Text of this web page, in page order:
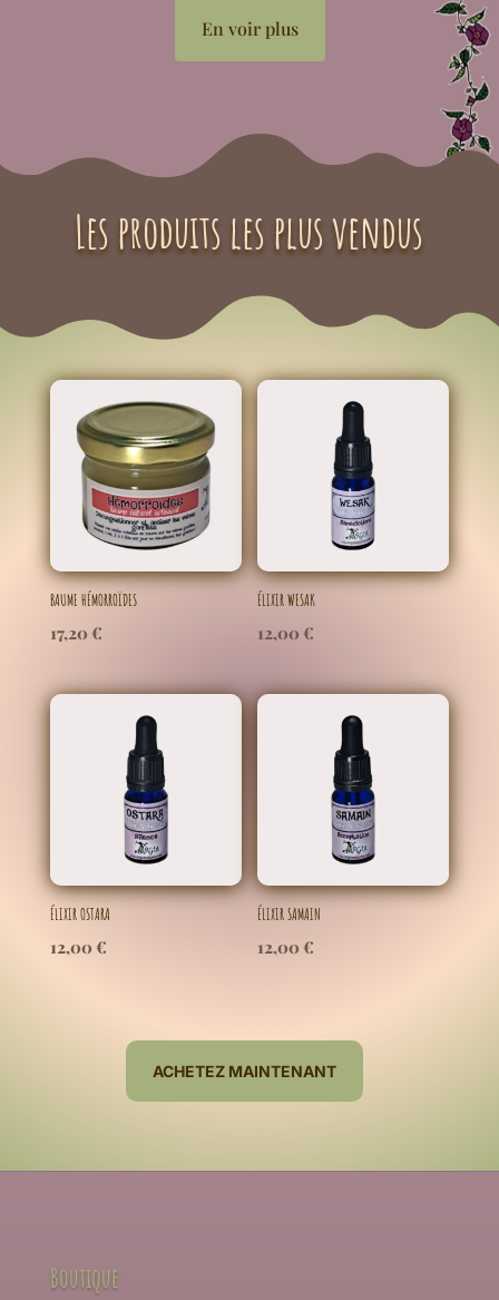
En voir plus
Les produits les plus vendus
BAUME HÉMORROÏDES
17,20 €
ÉLIXIR WESAK
12,00 €
ÉLIXIR OSTARA
12,00 €
ÉLIXIR SAMAIN
12,00 €
ACHETEZ MAINTENANT
Boutique